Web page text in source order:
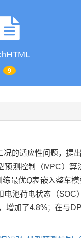
9
况的适应性问题，
预测控制（MPC）
练最优Q表嵌入整车
电池荷电状态（
增加了4.8%；在与